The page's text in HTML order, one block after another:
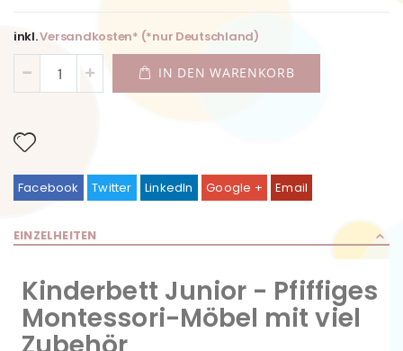
inkl.Versandkosten* (*nur Deutschland)
IN DEN WARENKORB
Facebook Twitter LinkedIn Google + Email
EINZELHEITEN
Kinderbett Junior - Pfiffiges
Montessori-Möbel mit viel